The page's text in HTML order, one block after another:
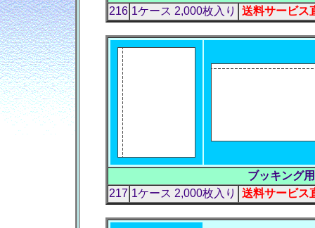
216 1ケース 2,000枚入り 送料サービス
ブッキング
217 1ケース 2,000枚入り 送料サービス